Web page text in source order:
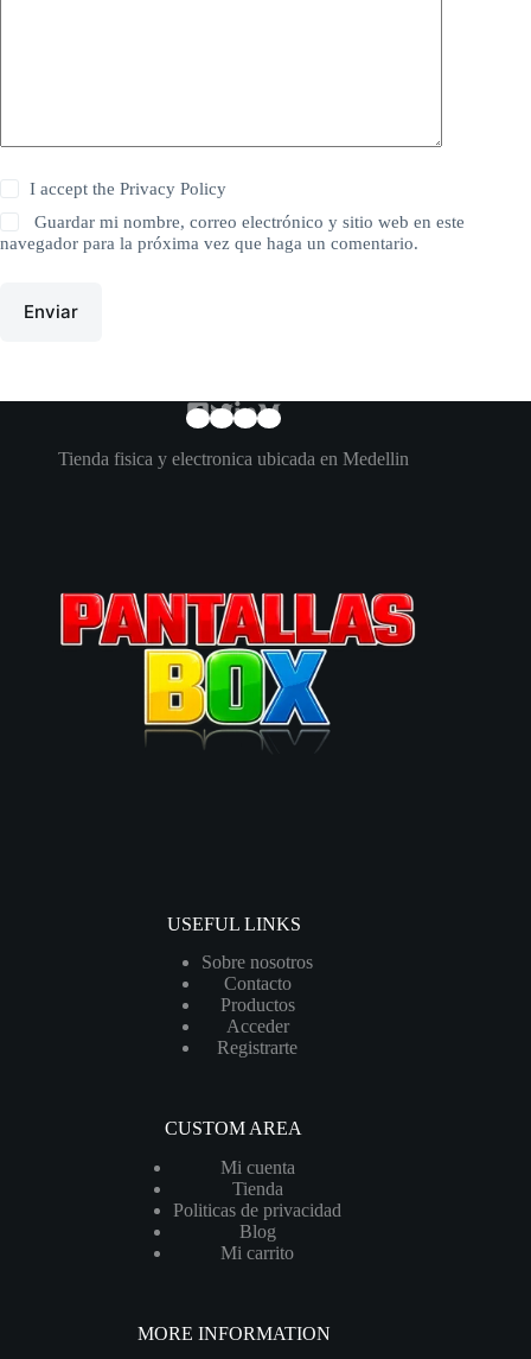
I accept thePrivacy Policy
Guardar mi nombre, correo electrónico y sitio web en este
navegador para la próxima vez que haga un comentario.
Enviar
Tienda fisica y electronica ubicada en Medellin
USEFUL LINKS
Sobre nosotros
Contacto
Productos
Acceder
Registrarte
CUSTOM AREA
Mi cuenta
Tienda
Politicas de privacidad
Blog
Mi carrito
MORE INFORMATION